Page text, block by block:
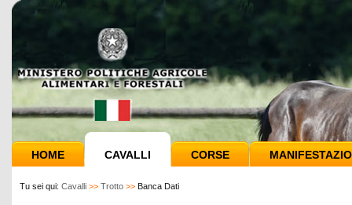
HOME CAVALLI CORSE
Tu sei qui: Cavalli >> Trotto >> Banca Dati